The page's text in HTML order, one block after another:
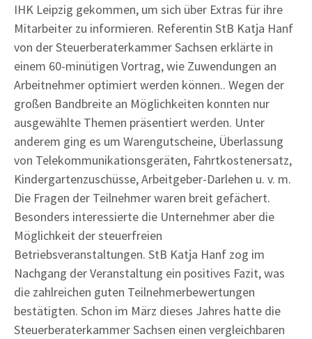
IHK Leipzig gekommen, um sich über Extras für ihre
Mitarbeiter zu informieren. Referentin StB Katja Hanf
von der Steuerberaterkammer Sachsen erklärte in
einem 60-minütigen Vortrag, wie Zuwendungen an
Arbeitnehmer optimiert werden können.. Wegen der
großen Bandbreite an Möglichkeiten konnten nur
ausgewählte Themen präsentiert werden. Unter
anderem ging es um Warengutscheine, Überlassung
von Telekommunikationsgeräten, Fahrtkostenersatz,
Kindergartenzuschüsse, Arbeitgeber-Darlehen u. v. m.
Die Fragen der Teilnehmer waren breit gefächert.
Besonders interessierte die Unternehmer aber die
Möglichkeit der steuerfreien
Betriebsveranstaltungen. StB Katja Hanf zog im
Nachgang der Veranstaltung ein positives Fazit, was
die zahlreichen guten Teilnehmerbewertungen
bestätigten. Schon im März dieses Jahres hatte die
Steuerberaterkammer Sachsen einen vergleichbaren